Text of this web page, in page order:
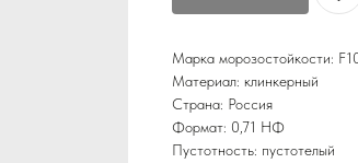
Марка морозостойкости:
Материал: клинкерный
Страна: Россия
Формат: 0,71 НФ
Пустотность: пустотелый